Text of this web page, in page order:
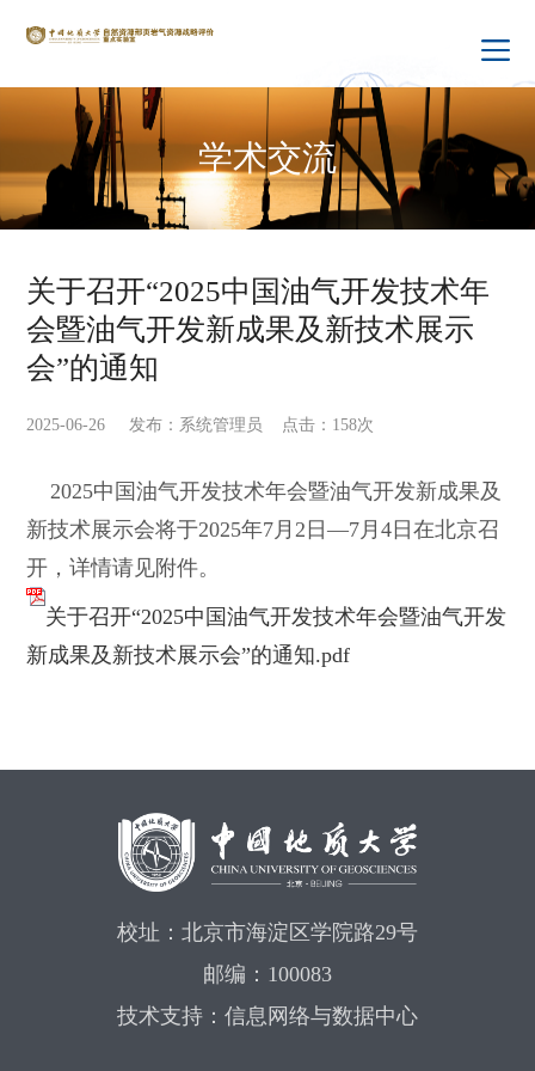
学术交流
关于召开“2025中国油气开发技术年
会暨油气开发新成果及新技术展示
会”的通知
2025-06-26 发布：系统管理员 点击： 158次
2025中国油气开发技术年会暨油气开发新成果及
新技术展示会将于2025年7月2日—7月4日在北京召
开，详情请见附件。
关于召开“2025中国油气开发技术年会暨油气开发
新成果及新技术展示会”的通知.pdf
校址：北京市海淀区学院路29号
邮编：100083
技术支持：信息网络与数据中心